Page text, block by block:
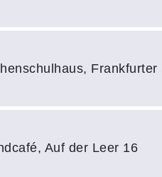
Frankfurter
Auf der Leer 16